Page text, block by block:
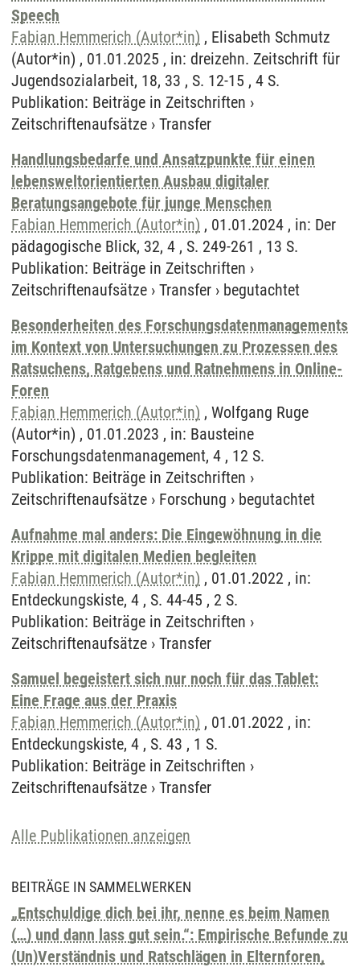
Speech
Fabian Hemmerich (Autor*in) , Elisabeth Schmutz
(Autor*in) , 01.01.2025 , in: dreizehn. Zeitschrift für
Jugendsozialarbeit, 18, 33 , S. 12-15 , 4 S.
Publikation: Beiträge in Zeitschriften ›
Zeitschriftenaufsätze › Transfer
Handlungsbedarfe und Ansatzpunkte für einen
lebensweltorientierten Ausbau digitaler
Beratungsangebote für junge Menschen
Fabian Hemmerich (Autor*in) , 01.01.2024 , in: Der
pädagogische Blick, 32, 4 , S. 249-261 , 13 S.
Publikation: Beiträge in Zeitschriften ›
Zeitschriftenaufsätze › Transfer › begutachtet
Besonderheiten des Forschungsdatenmanagements
im Kontext von Untersuchungen zu Prozessen des
Ratsuchens, Ratgebens und Ratnehmens in Online-
Foren
Fabian Hemmerich (Autor*in) , Wolfgang Ruge
(Autor*in) , 01.01.2023 , in: Bausteine
Forschungsdatenmanagement, 4 , 12 S.
Publikation: Beiträge in Zeitschriften ›
Zeitschriftenaufsätze › Forschung › begutachtet
Aufnahme mal anders: Die Eingewöhnung in die
Krippe mit digitalen Medien begleiten
Fabian Hemmerich (Autor*in) , 01.01.2022 , in:
Entdeckungskiste, 4 , S. 44-45 , 2 S.
Publikation: Beiträge in Zeitschriften ›
Zeitschriftenaufsätze › Transfer
Samuel begeistert sich nur noch für das Tablet:
Eine Frage aus der Praxis
Fabian Hemmerich (Autor*in) , 01.01.2022 , in:
Entdeckungskiste, 4 , S. 43 , 1 S.
Publikation: Beiträge in Zeitschriften ›
Zeitschriftenaufsätze › Transfer
Alle Publikationen anzeigen
BEITRÄGE IN SAMMELWERKEN
„Entschuldige dich bei ihr, nenne es beim Namen
(…) und dann lass gut sein.“: Empirische Befunde zu
(Un)Verständnis und Ratschlägen in Elternforen,